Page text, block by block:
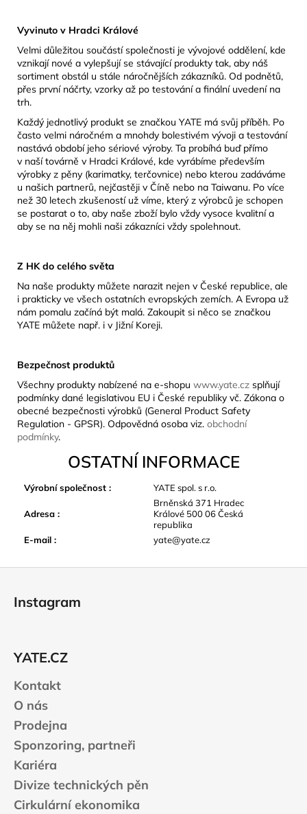
Vyvinuto v Hradci Králové
Velmi důležitou součástí společnosti je vývojové oddělení, kde
vznikají nové a vylepšují se stávající produkty tak, aby náš
sortiment obstál u stále náročnějších zákazníků. Od podnětů,
přes první náčrty, vzorky až po testování a finální uvedení na
trh.
Každý jednotlivý produkt se značkou YATE má svůj příběh. Po
často velmi náročném a mnohdy bolestivém vývoji a testování
nastává období jeho sériové výroby. Ta probíhá buď přímo
v naší továrně v Hradci Králové, kde vyrábíme především
výrobky z pěny (karimatky, terčovnice) nebo kterou zadáváme
u našich partnerů, nejčastěji v Číně nebo na Taiwanu. Po více
než 30 letech zkušeností už víme, který z výrobců je schopen
se postarat o to, aby naše zboží bylo vždy vysoce kvalitní a
aby se na něj mohli naši zákazníci vždy spolehnout.
Z HK do celého světa
Na naše produkty můžete narazit nejen v České republice, ale
i prakticky ve všech ostatních evropských zemích. A Evropa už
nám pomalu začíná být malá. Zakoupit si něco se značkou
YATE můžete např. i v Jižní Koreji.
Bezpečnost produktů
Všechny produkty nabízené na e-shopu www.yate.cz splňují
podmínky dané legislativou EU i České republiky vč. Zákona o
obecné bezpečnosti výrobků (General Product Safety
Regulation - GPSR). Odpovědná osoba viz. obchodní
podmínky.
OSTATNÍ INFORMACE
Výrobní společnost : YATE spol. s r.o.
Adresa :
Brněnská 371 Hradec
Králové 500 06 Česká
republika
E-mail : yate@yate.cz
Instagram
YATE.CZ
Kontakt
O nás
Prodejna
Sponzoring, partneři
Kariéra
Divize technických pěn
Cirkulární ekonomika